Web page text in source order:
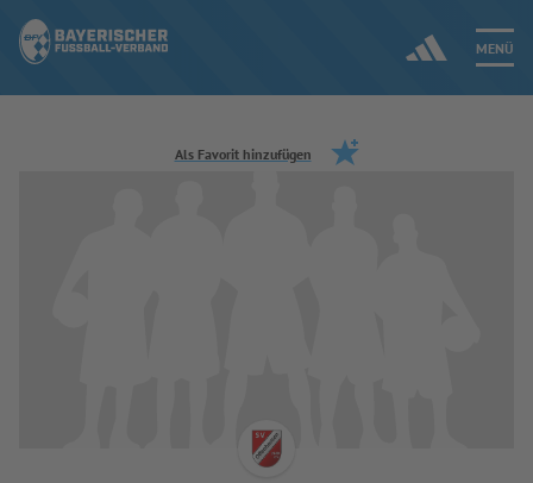
MENÜ
Jetzt einloggen
Als Favorit hinzufügen